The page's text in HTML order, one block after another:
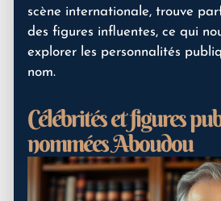
scène internationale, trouve
des figures influentes, ce qui
explorer les personnalités
nom.
Célébrités et figures
nommées Aboudou